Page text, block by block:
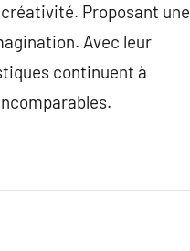
Proposant une
Avec leur
continuent à